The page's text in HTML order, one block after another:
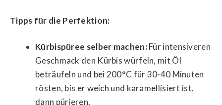
Tipps für die Perfektion:
Kürbispüree selber machen:Für intensiveren
Geschmack den Kürbis würfeln, mit Öl
beträufeln und bei 200°C für 30-40 Minuten
rösten, bis er weich und karamellisiert ist,
dann pürieren.